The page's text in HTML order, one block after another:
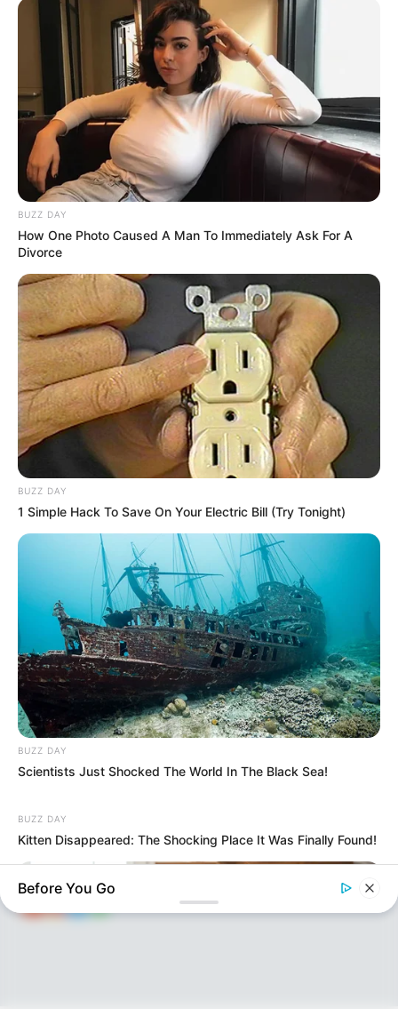
18:15 / 05 Avqust 2026 CƏMİYYƏT
Kolleclərdə ən yüksək təhsil haqqı olan
ixtisaslar- SİYAHI
105 0
17:59 / 05 Avqust 2026 TİBB
Buz kimi içkilər mədəyə necə təsir edir?
–Mütəxəssislər açıqladı
KEÇİDLƏR
Ana səhifə
HAQQIMIZDA
REKLAM
ƏLAQƏ
E-mail: oxucomsayti @gmail.com
BUZZ DAY
How One Photo Caused A Man To Immediately Ask For A
Divorce
BUZZ DAY
1 Simple Hack To Save On Your Electric Bill (Try Tonight)
BUZZ DAY
Scientists Just Shocked The World In The Black Sea!
BUZZ DAY
Kitten Disappeared: The Shocking Place It Was Finally Found!
Before You Go